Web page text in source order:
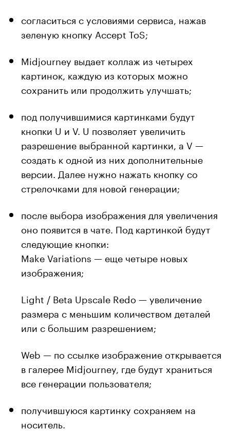
согласиться с условиями сервиса, нажав
зеленую кнопку Accept ToS;
Midjourney выдает коллаж из четырех
картинок, каждую из которых можно
сохранить или продолжить улучшать;
под получившимися картинками будут
кнопки U и V. U позволяет увеличить
разрешение выбранной картинки, а V —
создать к одной из них дополнительные
версии. Далее нужно нажать кнопку со
стрелочками для новой генерации;
после выбора изображения для увеличения
оно появится в чате. Под картинкой будут
следующие кнопки:
Make Variations — еще четыре новых
изображения;
Light / Beta Upscale Redo — увеличение
размера с меньшим количеством деталей
или с большим разрешением;
Web — по ссылке изображение открывается
в галерее Midjourney, где будут храниться
все генерации пользователя;
получившуюся картинку сохраняем на
носитель.